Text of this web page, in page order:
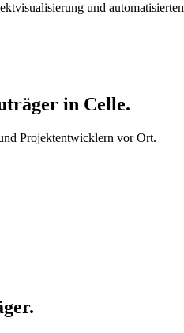
und
in Celle.
Projektentwicklern vor Ort.